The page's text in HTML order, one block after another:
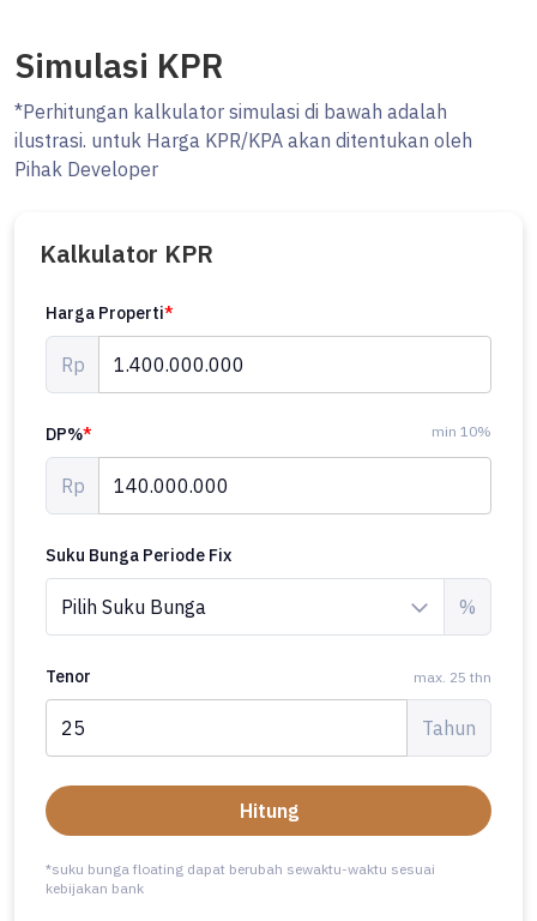
Simulasi KPR
*Perhitungan kalkulator simulasi di bawah adalah
ilustrasi. untuk Harga KPR/KPA akan ditentukan oleh
Pihak Developer
Kalkulator KPR
Harga Properti*
Rp
DP%* min 10%
Rp
Suku Bunga Periode Fix
%
Tenor max. 25 thn
Tahun
Hitung
*suku bunga floating dapat berubah sewaktu-waktu sesuai
kebijakan bank